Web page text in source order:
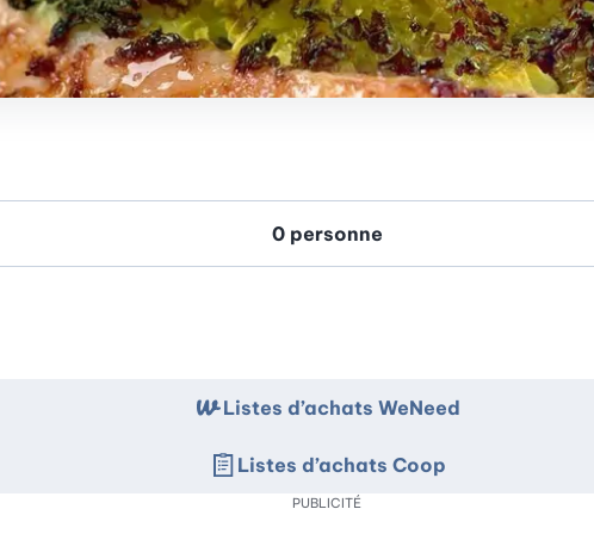
Listes d’achats WeNeed
Listes d’achats Coop
PUBLICITÉ